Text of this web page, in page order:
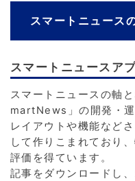
スマートニュース
スマートニュースア
スマートニュースの軸
martNews」の開発・運
レイアウトや機能など
して作りこまれており
評価を得ています。
記事をダウンロードし